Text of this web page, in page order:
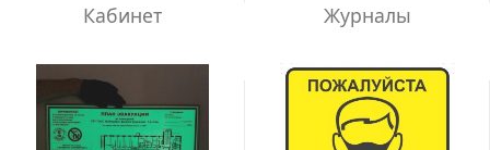
Кабинет Журналы